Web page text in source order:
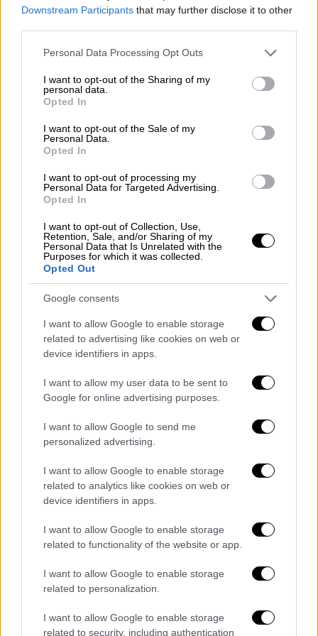
Downstream Participants that may further disclose it to other
Please note that this website/app uses one or more Google
not limited to your visit or usage behaviour. You may click to
grant or deny consent to Google and its third-party tags to
use your data for below specified purposes in below Google
consent section.
Personal Data Processing Opt Outs
I want to opt-out of the Sharing of my
personal data.
Opted In
I want to opt-out of the Sale of my
Personal Data.
Opted In
I want to opt-out of processing my
Personal Data for Targeted Advertising.
Opted In
I want to opt-out of Collection, Use,
Retention, Sale, and/or Sharing of my
Personal Data that Is Unrelated with the
Purposes for which it was collected.
Opted Out
Google consents
I want to allow Google to enable storage
related to advertising like cookies on web or
device identifiers in apps.
I want to allow my user data to be sent to
Google for online advertising purposes.
I want to allow Google to send me
personalized advertising.
I want to allow Google to enable storage
related to analytics like cookies on web or
device identifiers in apps.
I want to allow Google to enable storage
related to functionality of the website or app.
I want to allow Google to enable storage
related to personalization.
I want to allow Google to enable storage
related to security, including authentication
Αυτοψία στους χώρους της ΜΚΟ
Νωρίτερα, πραγματοποιήθηκε και
στους χώρους που στεγάζονται οι
Γιατροί
Χωρίς Σύνορακαθώς και στο γειτονικό
εισαγγελέα, ενώ ζητήθηκε και λίστα με όλες
τις γυναίκες που επισκέφτηκαν τη δομή.
Πάντως, για την ώρα, φαίνεται πως οι
υπάλληλοι και οιγιατροί που έχουν δώσει
κατάθεση, φέρεται να έχουν πει πως δεν
γνωρίζουν κάτι σχετικά.
video
Σε «ψυγείο» το έμβρυο
το έμβρυο εντόπισε σε
αποχέτευση,δίπλα στα γραφεία της ΜΚΟ
αποφράξεων
που το βρήκε το
παρέδωσε στους«Γιατρούς χωρίς Σύνορα»
αποφράξεων, ενημέρωσε τους υπεύθυνους